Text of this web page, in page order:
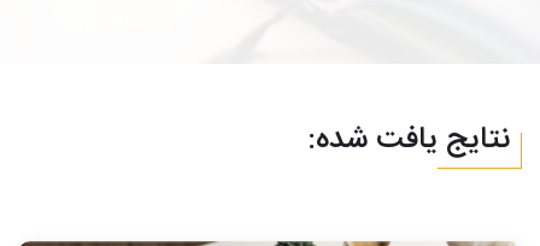
نتایج یافت شده: